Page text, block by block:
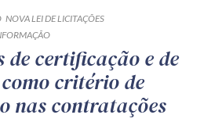
Zênite Online
Eventos presenciais
in Company
Diferenciais
NOVA LEI DE LICITAÇÕES
de certificação e de
critério de
nas contratações